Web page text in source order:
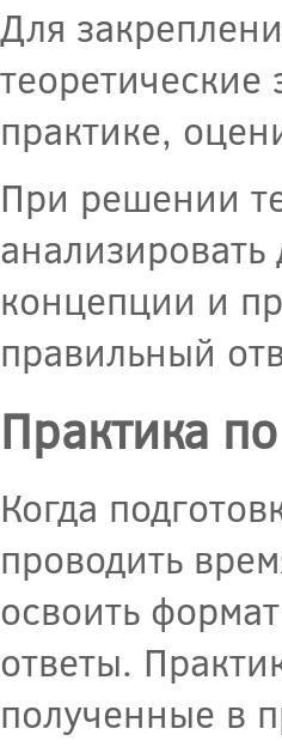
Для
практике,
При решении
концепции и
правильный
Практика
Когда
проводить
освоить
ответы.
полученные в